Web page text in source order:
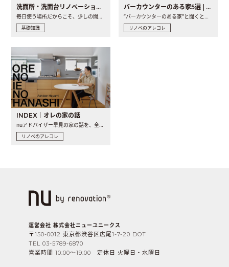
洗面所・洗面台リノベーションの事例と間取りアイデア
毎日使う場所だからこそ、少しの間取りの工夫や素材の選び方で..
基礎知識
バーカウンターのある家5選 | 日常に馴染む“距離の近い”キッチンとは
“バーカウンターのある家”と聞くと、少し特別な、大人のための..
リノベのアレコレ
INDEX｜オレの家の話
nuアドバイザー早見の家の話を、全4話でお届け。リノベーションを..
リノベのアレコレ
運営会社 株式会社ニューユニークス
〒150-0012 東京都渋谷区広尾1-7-20 DOT
TEL 03-5789-6870
営業時間 10:00〜19:00 定休日 火曜日・水曜日